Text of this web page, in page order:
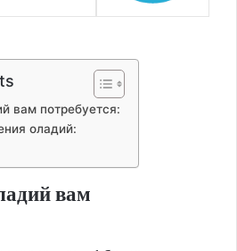
вам потребуется:
оладий:
вам